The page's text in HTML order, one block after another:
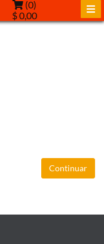
(0)
$ 0,00
Continuar